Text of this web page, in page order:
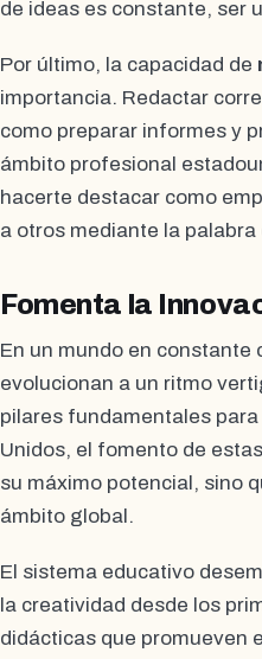
de ideas es constante, ser
Por último, la capacidad de
importancia. Redactar
como preparar informes y
ámbito profesional
hacerte destacar como
a otros mediante la palabra
Fomenta la
En un mundo en constante
evolucionan a un ritmo
pilares fundamentales
Unidos, el fomento de
su máximo potencial, sino
ámbito global.
El sistema educativo
la creatividad desde los
didácticas que promueven